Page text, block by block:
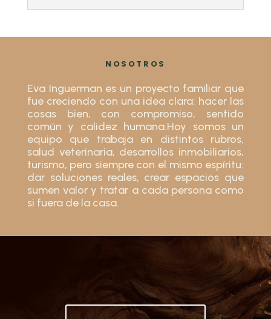
NOSOTROS
Eva Inguerman es un proyecto familiar que
fue creciendo con una idea clara: hacer las
cosas bien, con compromiso, sentido
común y calidez humana.Hoy somos un
equipo que trabaja en distintos rubros,
salud veterinaria, desarrollos inmobiliarios,
turismo, pero siempre con el mismo espíritu:
dar soluciones reales, crear espacios que
sumen valor y tratar a cada persona como
si fuera de la casa.